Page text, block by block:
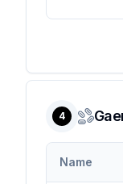
4
Name